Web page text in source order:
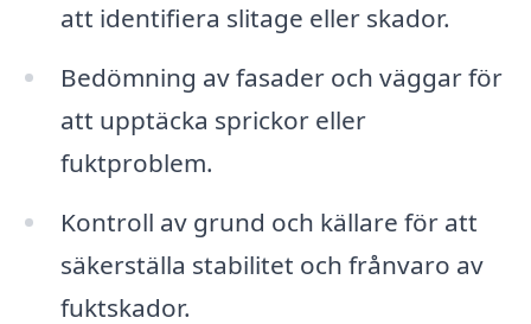
att identifiera slitage eller skador.
Bedömning av fasader och väggar för
att upptäcka sprickor eller
fuktproblem.
Kontroll av grund och källare för att
säkerställa stabilitet och frånvaro av
fuktskador.